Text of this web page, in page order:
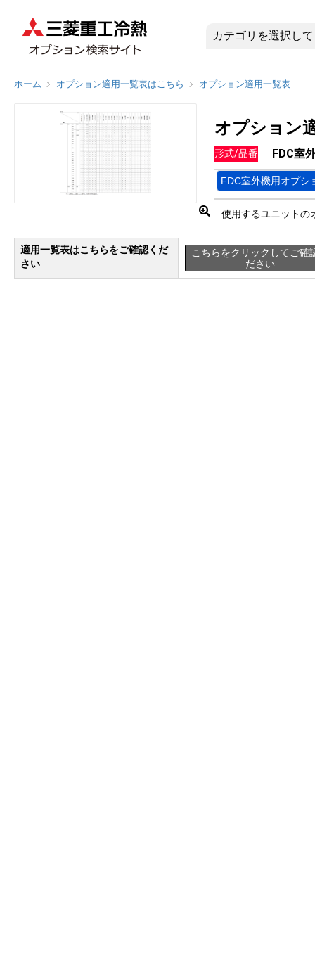
FDC室外
ホーム オプション適用一覧表はこちら オプション適用一覧表
オプション
形式/品番 FDC室
FDC室外機用オプシ
使用するユニットの
適用一覧表はこちらをご確認くだ
さい
こちらをクリックしてご確
ださい